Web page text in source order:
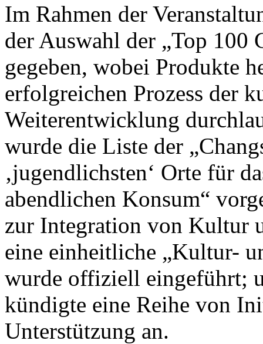
Im Rahmen der
der Auswahl der „Top 100
gegeben, wobei Produkte
erfolgreichen Prozess der
Weiterentwicklung
wurde die Liste der
‚jugendlichsten‘ Orte für
abendlichen Konsum“
zur Integration von Kultur
eine einheitliche „Kultur-
wurde offiziell eingeführt;
kündigte eine Reihe von
Unterstützung an.